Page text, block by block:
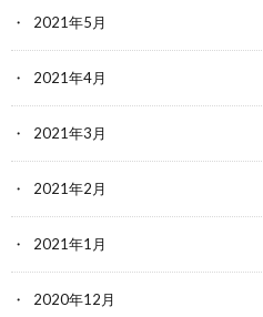
2021年5月
2021年4月
2021年3月
2021年2月
2021年1月
2020年12月